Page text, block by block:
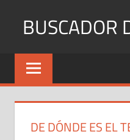
BUSCADOR
Identifica
Números
y
DE DÓNDE ES EL